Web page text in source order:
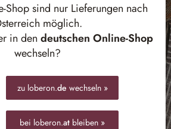
Shop sind nur Lieferungen nach
möglich.
in den deutschen Online-Shop
wechseln?
zu loberon.de wechseln »
bei loberon.at bleiben »